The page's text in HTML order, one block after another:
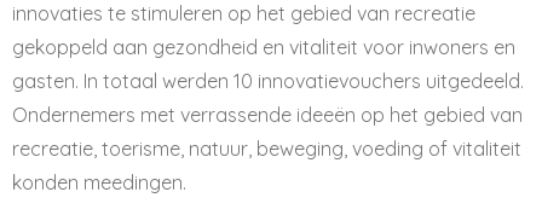
innovaties te stimuleren op het gebied van recreatie
gekoppeld aan gezondheid en vitaliteit voor inwoners en
gasten. In totaal werden 10 innovatievouchers uitgedeeld.
Ondernemers met verrassende ideeën op het gebied van
recreatie, toerisme, natuur, beweging, voeding of vitaliteit
konden meedingen.